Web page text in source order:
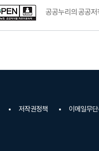
공공누리의 공공
저작권정책 이메일무